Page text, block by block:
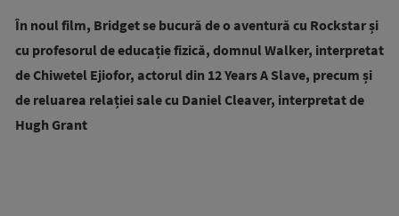
În noul film, Bridget se bucură de o aventură cu Rockstar și
cu profesorul de educație fizică, domnul Walker, interpretat
de Chiwetel Ejiofor, actorul din 12 Years A Slave, precum și
de reluarea relației sale cu Daniel Cleaver, interpretat de
Hugh Grant